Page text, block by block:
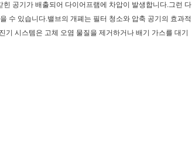
공기가 배출되어 다이어프램에 차압이 발생합니다.그런 다
수 있습니다.밸브의 개폐는 필터 청소와 압축 공기의 효과적
시스템은 고체 오염 물질을 제거하거나 배기 가스를 대기